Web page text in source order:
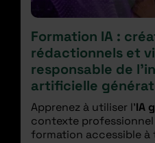
Formation IA :
rédactionnels et
responsable de
artificielle
Apprenez à utiliser l’IA
contexte
formation accessible à